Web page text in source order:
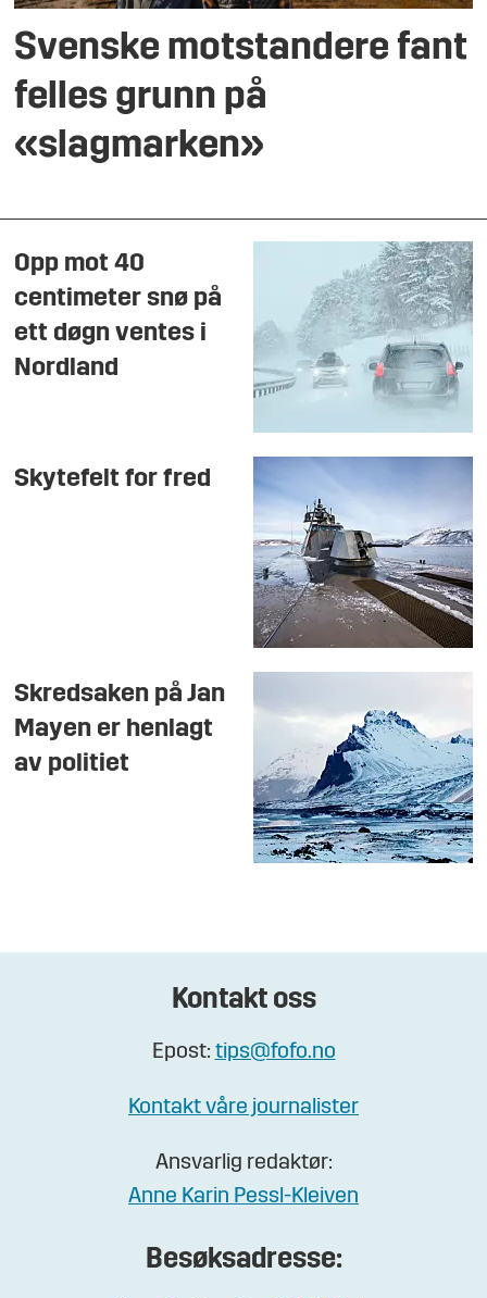
Svenske motstandere fant
felles grunn på
«slagmarken»
Opp mot 40
centimeter snø på
ett døgn ventes i
Nordland
Skytefelt for fred
Skredsaken på Jan
Mayen er henlagt
av politiet
Kontakt oss
Epost: tips@fofo.no
Kontakt våre journalister
Ansvarlig redaktør:
Anne Karin Pessl-Kleiven
Besøksadresse: